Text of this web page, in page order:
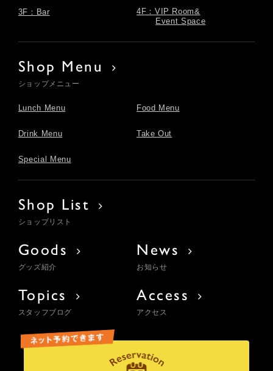
3F：Bar
4F：VIP Room&
Event Space
Shop Menu
ショップメニュー
Lunch Menu Food Menu
Drink Menu Take Out
Special Menu
Shop List
ショップリスト
Goods
グッズ紹介
News
お知らせ
Topics
スタッフブログ
Access
アクセス